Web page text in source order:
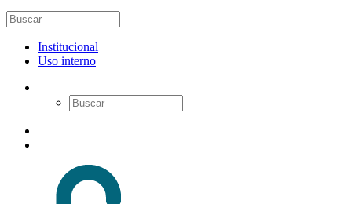
Institucional
Uso interno